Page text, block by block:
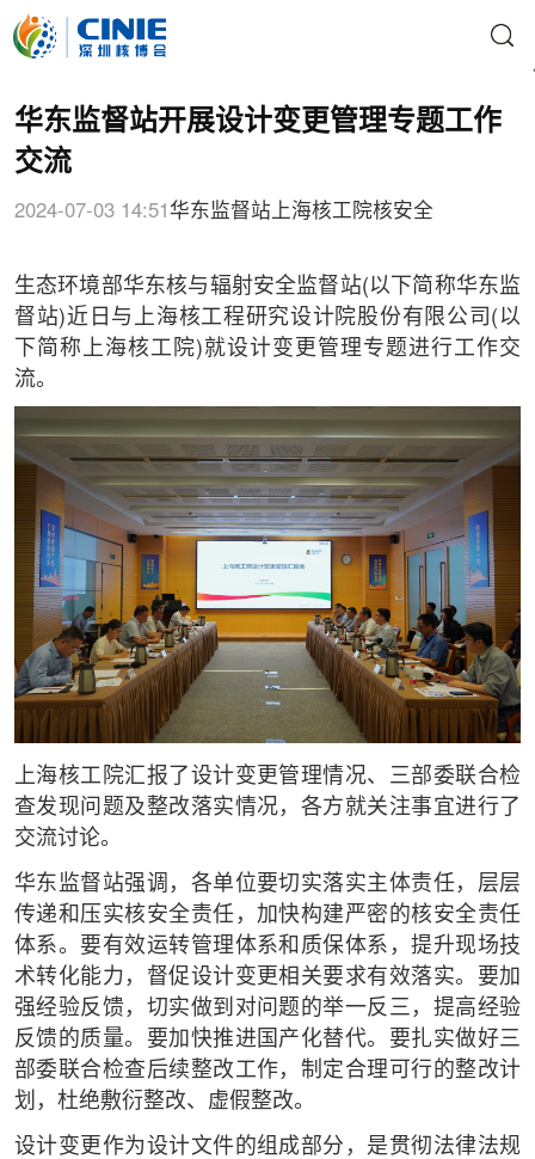
华东监督站开展设计变更管理专题工作
交流
2024-07-03 14:51 华东监督站上海核工院核安全
生态环境部华东核与辐射安全监督站(以下简称华东监
督站)近日与上海核工程研究设计院股份有限公司(以
下简称上海核工院)就设计变更管理专题进行工作交
流。
上海核工院汇报了设计变更管理情况、三部委联合检
查发现问题及整改落实情况，各方就关注事宜进行了
交流讨论。
华东监督站强调，各单位要切实落实主体责任，层层
传递和压实核安全责任，加快构建严密的核安全责任
体系。要有效运转管理体系和质保体系，提升现场技
术转化能力，督促设计变更相关要求有效落实。要加
强经验反馈，切实做到对问题的举一反三，提高经验
反馈的质量。要加快推进国产化替代。要扎实做好三
部委联合检查后续整改工作，制定合理可行的整改计
划，杜绝敷衍整改、虚假整改。
设计变更作为设计文件的组成部分，是贯彻法律法规